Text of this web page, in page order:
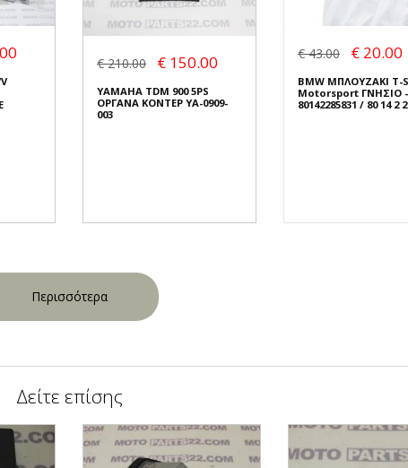
€ 210.00 € 150.00
YAMAHA TDM 900 5PS
ΟΡΓΑΝΑ ΚΟΝΤΕΡ YA-0909-
003
€ 43.00 € 20.00
BMW ΜΠΛΟΥΖΑΚΙ T-
Motorsport ΓΝΗΣΙΟ
80142285831 / 80 14 2
Περισσότερα
Δείτε επίσης